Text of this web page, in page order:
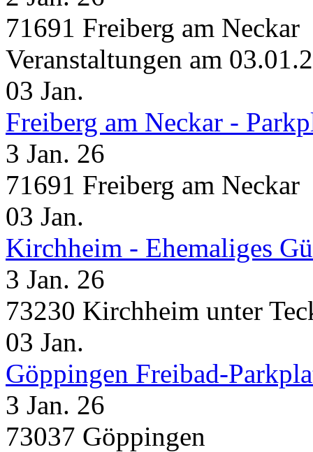
71691 Freiberg am Neckar
Veranstaltungen am
03 Jan.
Freiberg am Neckar -
3 Jan. 26
71691 Freiberg am Neckar
03 Jan.
Kirchheim - Ehemaliges
3 Jan. 26
73230 Kirchheim unter
03 Jan.
Göppingen Freibad-
3 Jan. 26
73037 Göppingen